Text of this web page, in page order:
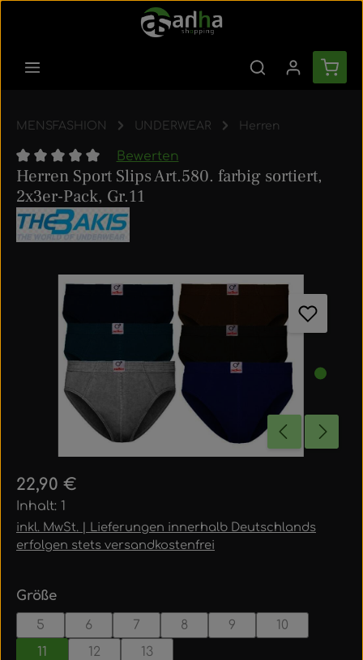
Zum Hauptinhalt springen
MENSFASHION UNDERWEAR Herren
Durchschnittliche Bewertung von 0 von 5 Sternen
Bewerten
Herren Sport Slips Art.580. farbig sortiert,
2x3er-Pack, Gr.11
Bildergalerie überspringen
Regulärer Preis:
22,90 €
Inhalt: 1
inkl. MwSt. | Lieferungen innerhalb Deutschlands
erfolgen stets versandkostenfrei
Größeauswählen
5 6 7 8 9
10
11
12 13